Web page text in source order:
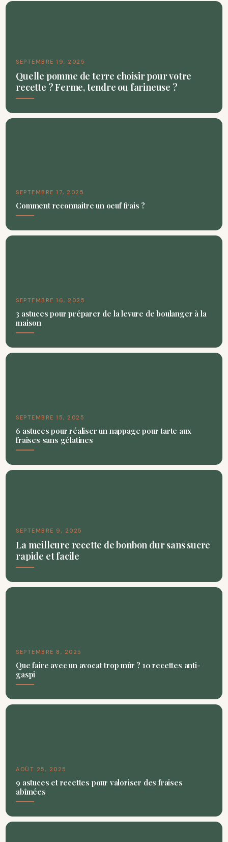
SEPTEMBRE 19, 2025
Quelle pomme de terre choisir pour votre
recette ? Ferme, tendre ou farineuse ?
SEPTEMBRE 17, 2025
Comment reconnaitre un oeuf frais ?
SEPTEMBRE 16, 2025
3 astuces pour préparer de la levure de boulanger à la
maison
SEPTEMBRE 15, 2025
6 astuces pour réaliser un nappage pour tarte aux
fraises sans gélatines
SEPTEMBRE 9, 2025
La meilleure recette de bonbon dur sans sucre
rapide et facile
SEPTEMBRE 8, 2025
Que faire avec un avocat trop mûr ? 10 recettes anti-
gaspi
AOÛT 25, 2025
9 astuces et recettes pour valoriser des fraises
abîmées